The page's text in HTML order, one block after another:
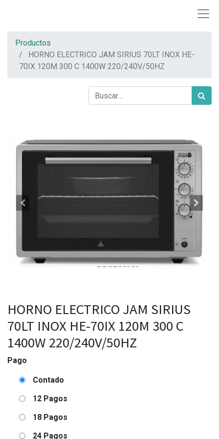
Productos
HORNO ELECTRICO JAM SIRIUS 70LT INOX HE-
70IX 120M 300 C 1400W 220/240V/50HZ
HORNO ELECTRICO JAM SIRIUS
70LT INOX HE-70IX 120M 300 C
1400W 220/240V/50HZ
Pago
Contado
12 Pagos
18 Pagos
24 Pagos